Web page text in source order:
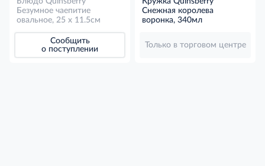
Безумное чаепитие
овальное, 25 x 11.5см
Сообщить
о поступлении
Снежная королева
воронка, 340мл
Только в торговом центре